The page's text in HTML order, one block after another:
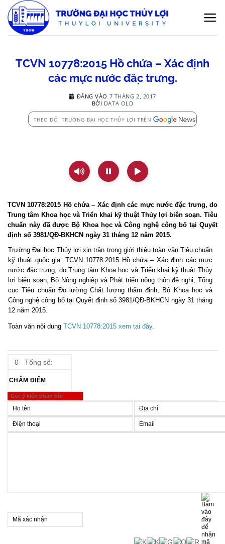
qua
nội
TCVN 10778:2015 Hồ chứa – Xác định
các mực nước đặc trưng.
ĐĂNG VÀO 7 THÁNG 2, 2017
BỞI DATA OLD
THEO DÕI TRƯỜNG ĐẠI HỌC THỦY LỢI TRÊN
TCVN 10778:2015 Hồ chứa – Xác định các mực nước đặc trưng, do
Trung tâm Khoa học và Triển khai kỹ thuật Thủy lợi biên soạn. Tiêu
chuẩn này đã được Bộ Khoa học và Công nghệ công bố tại Quyết
định số 3981/QĐ-BKHCN ngày 31 tháng 12 năm 2015.
Trường Đại học Thủy lợi xin trân trong giới thiệu toàn văn Tiêu chuẩn
kỹ thuật quốc gia: TCVN 10778:2015 Hồ chứa – Xác định các mực
nước đặc trưng, do Trung tâm Khoa học và Triển khai kỹ thuật Thủy
lợi biên soạn, Bộ Nông nghiệp và Phát triển nông thôn đề nghị, Tổng
cục Tiêu chuẩn Đo lường Chất lượng thẩm định, Bộ Khoa học và
Công nghệ công bố tại Quyết định số 3981/QĐ-BKHCN ngày 31 tháng
12 năm 2015.
Toàn văn nội dung TCVN 10778:2015 xem tại đây.
0 Tổng số:
Gửi ý kiến phản hồi